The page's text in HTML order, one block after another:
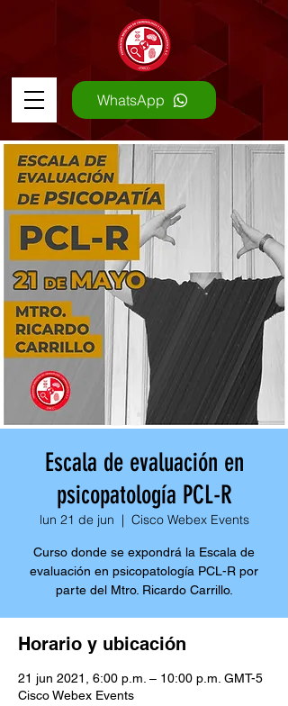
WhatsApp
Escala de evaluación en
psicopatología PCL-R
lun 21 de jun
  |
Cisco Webex Events
Curso donde se expondrá la Escala de
evaluación en psicopatología PCL-R por
parte del Mtro. Ricardo Carrillo.
Horario y ubicación
21 jun 2021, 6:00 p.m. – 10:00 p.m. GMT-5
Cisco Webex Events